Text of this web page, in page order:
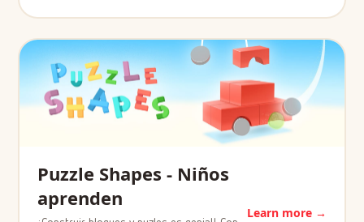
Puzzle Shapes - Niños
aprenden
Learn more →